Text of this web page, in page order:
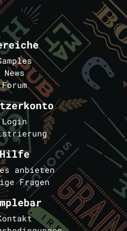
News
Forum
Login
Hilfe
anbieten
Fragen